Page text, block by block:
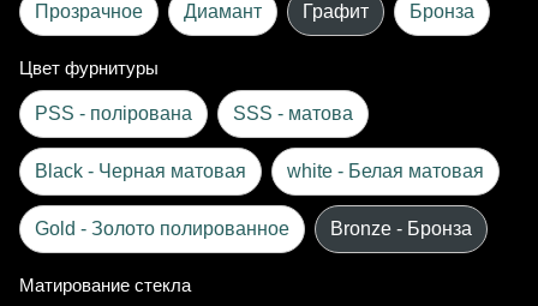
Прозрачное Диамант Графит Бронза
Цвет фурнитуры
PSS - полірована SSS - матова
Black - Черная матовая white - Белая матовая
Gold - Золото полированное Bronze - Бронза
Матирование стекла